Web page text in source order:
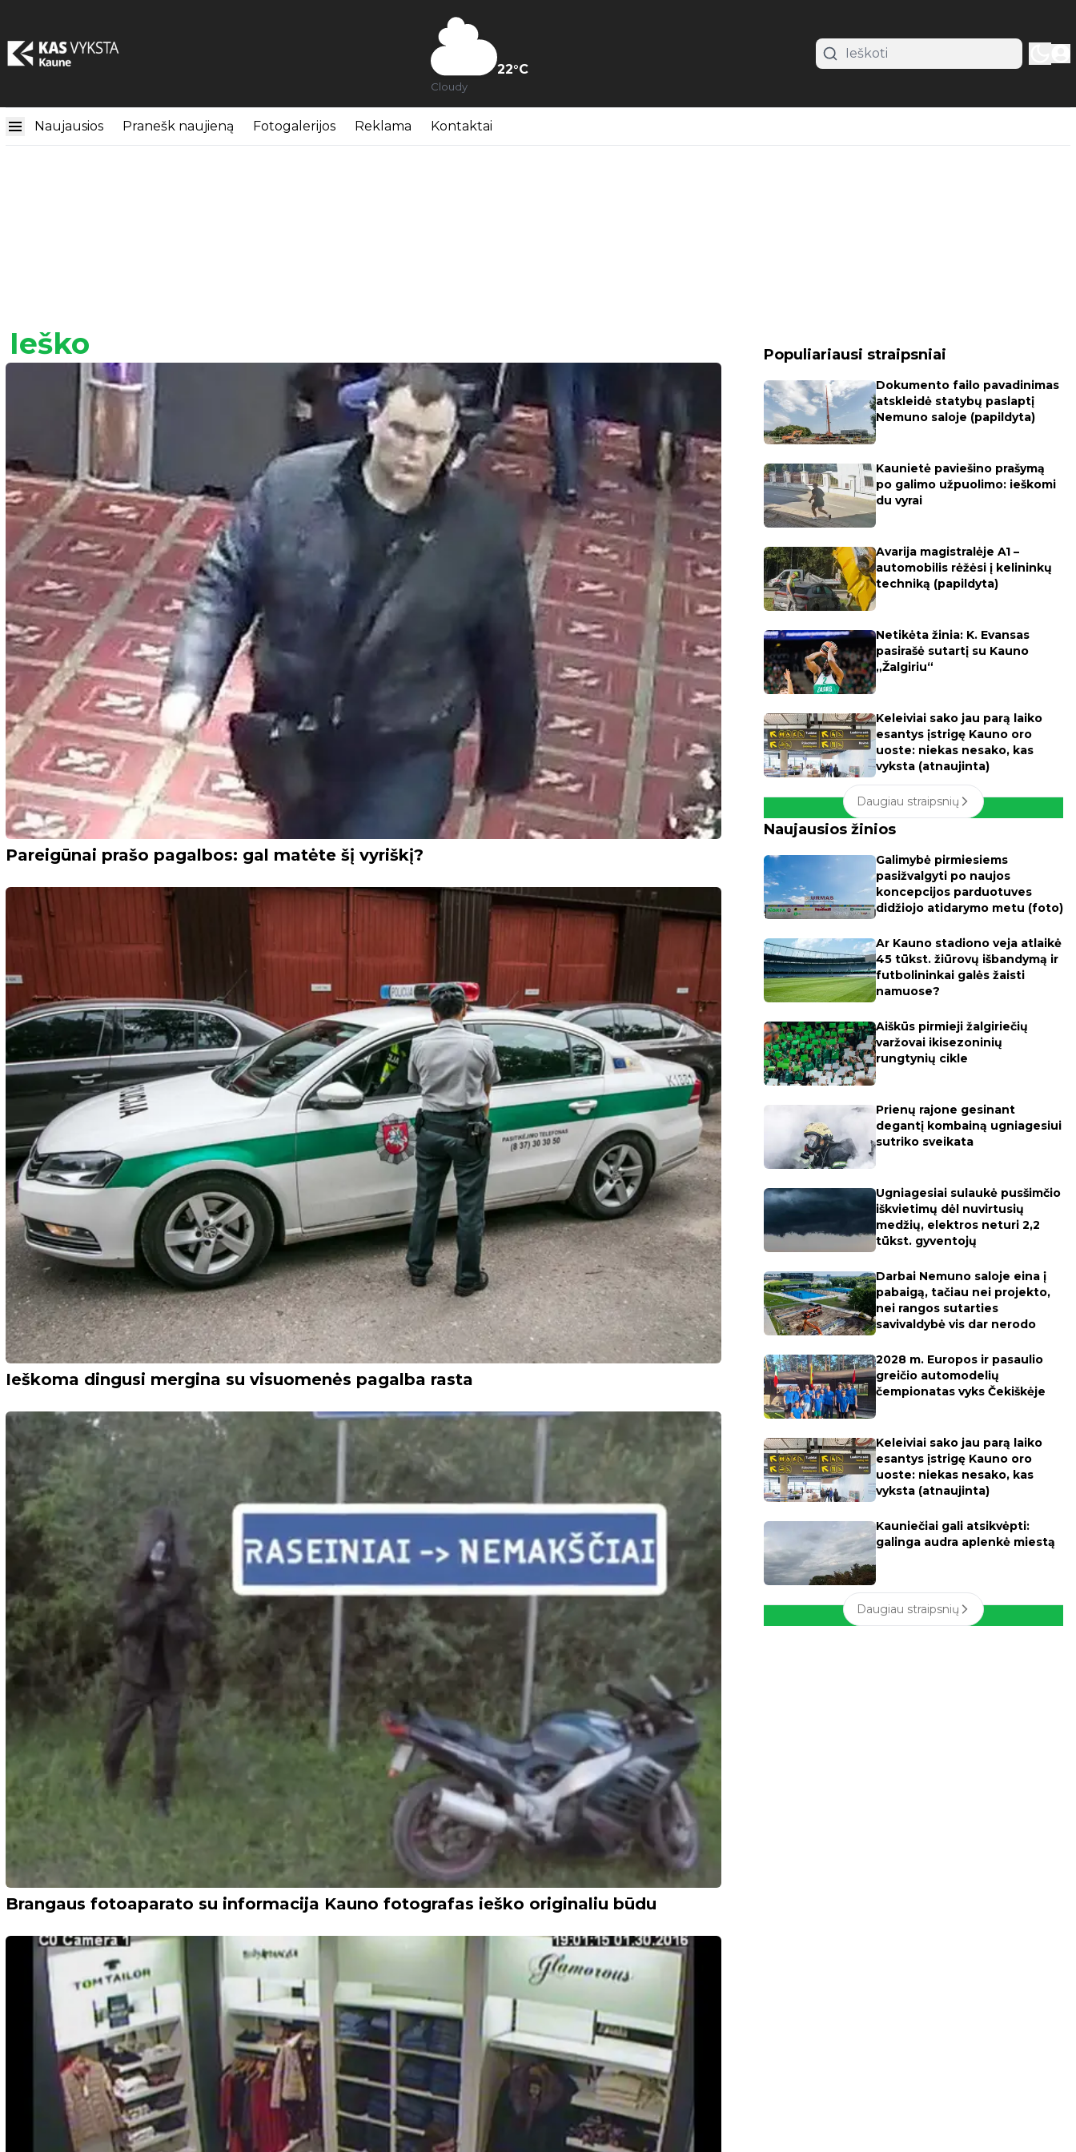
22°C
Cloudy
Naujausios Pranešk naujieną Fotogalerijos Reklama Kontaktai
Ieško
Pareigūnai prašo pagalbos: gal matėte šį vyriškį?
Ieškoma dingusi mergina su visuomenės pagalba rasta
Brangaus fotoaparato su informacija Kauno fotografas ieško originaliu būdu
Populiariausi straipsniai
Dokumento failo pavadinimas
atskleidė statybų paslaptį
Nemuno saloje (papildyta)
Kaunietė paviešino prašymą
po galimo užpuolimo: ieškomi
du vyrai
Avarija magistralėje A1 –
automobilis rėžėsi į kelininkų
techniką (papildyta)
Netikėta žinia: K. Evansas
pasirašė sutartį su Kauno
„Žalgiriu“
Keleiviai sako jau parą laiko
esantys įstrigę Kauno oro
uoste: niekas nesako, kas
vyksta (atnaujinta)
Daugiau straipsnių
Naujausios žinios
Galimybė pirmiesiems
pasižvalgyti po naujos
koncepcijos parduotuves
didžiojo atidarymo metu (foto)
Ar Kauno stadiono veja atlaikė
45 tūkst. žiūrovų išbandymą ir
futbolininkai galės žaisti
namuose?
Aiškūs pirmieji žalgiriečių
varžovai ikisezoninių
rungtynių cikle
Prienų rajone gesinant
degantį kombainą ugniagesiui
sutriko sveikata
Ugniagesiai sulaukė pusšimčio
iškvietimų dėl nuvirtusių
medžių, elektros neturi 2,2
tūkst. gyventojų
Darbai Nemuno saloje eina į
pabaigą, tačiau nei projekto,
nei rangos sutarties
savivaldybė vis dar nerodo
2028 m. Europos ir pasaulio
greičio automodelių
čempionatas vyks Čekiškėje
Keleiviai sako jau parą laiko
esantys įstrigę Kauno oro
uoste: niekas nesako, kas
vyksta (atnaujinta)
Kauniečiai gali atsikvėpti:
galinga audra aplenkė miestą
Daugiau straipsnių